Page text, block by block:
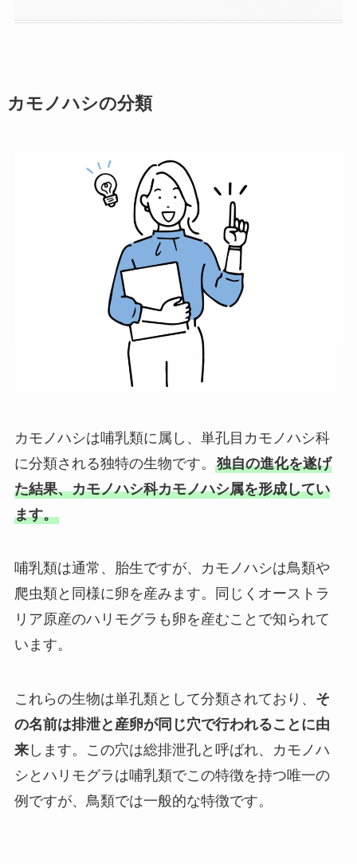
カモノハシの分類
カモノハシは哺乳類に属し、単孔目カモノハシ科
に分類される独特の生物です。 独自の進化を遂げ
た結果、カモノハシ科カモノハシ属を形成してい
ます。
哺乳類は通常、胎生ですが、カモノハシは鳥類や
爬虫類と同様に卵を産みます。同じくオーストラ
リア原産のハリモグラも卵を産むことで知られて
います。
これらの生物は単孔類として分類されており、 そ
の名前は排泄と産卵が同じ穴で行われることに由
来します。この穴は総排泄孔と呼ばれ、カモノハ
シとハリモグラは哺乳類でこの特徴を持つ唯一の
例ですが、鳥類では一般的な特徴です。